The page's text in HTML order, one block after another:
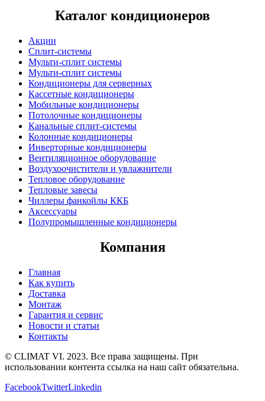
Каталог кондиционеров
Акции
Сплит-системы
Мульти-сплит системы
Мульти-сплит системы
Кондиционеры для серверных
Кассетные кондиционеры
Мобильные кондиционеры
Потолочные кондиционеры
Канальные сплит-системы
Колонные кондиционеры
Инверторные кондиционеры
Вентиляционное оборудование
Воздухоочистители и увлажнители
Тепловое оборудование
Тепловые завесы
Чиллеры фанкойлы ККБ
Аксессуары
Полупромышленные кондиционеры
Компания
Главная
Как купить
Доставка
Монтаж
Гарантия и сервис
Новости и статьи
Контакты
© CLIMAT VI. 2023. Все права защищены. При
использовании контента ссылка на наш сайт обязательна.
FacebookTwitterLinkedin